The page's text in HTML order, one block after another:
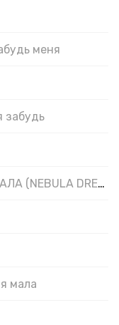
меня
забудь
DREAM) COVER
мала